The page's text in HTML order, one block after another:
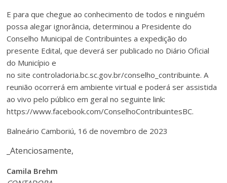
E para que chegue ao conhecimento de todos e ninguém
possa alegar ignorância, determinou a Presidente do
Conselho Municipal de Contribuintes a expedição do
presente Edital, que deverá ser publicado no Diário Oficial
do Município e
no site controladoria.bc.sc.gov.br/conselho_contribuinte. A
reunião ocorrerá em ambiente virtual e poderá ser assistida
ao vivo pelo público em geral no seguinte link:
https://www.facebook.com/ConselhoContribuintesBC.
Balneário Camboriú, 16 de novembro de 2023
_Atenciosamente,
Camila Brehm